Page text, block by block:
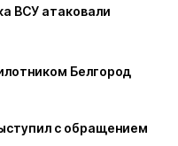
ВСУ атаковали
Белгород
с обращением